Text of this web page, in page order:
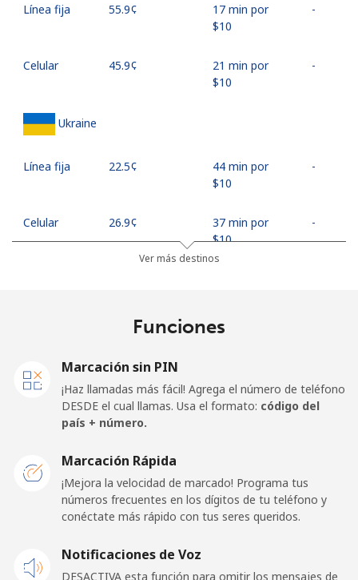
Línea fija ⁦55.9¢⁩
17 min por
⁦$10⁩
-
Celular ⁦45.9¢⁩
21 min por
⁦$10⁩
-
Ukraine
Línea fija ⁦22.5¢⁩
44 min por
⁦$10⁩
-
Celular ⁦26.9¢⁩
37 min por
⁦$10⁩
-
⁦23.5¢⁩
42 min por
Celular
⁦$10⁩
Línea fija ⁦1.5¢⁩
665 min por
⁦$10⁩
Ver más destinos
Funciones
Marcación sin PIN
¡Haz llamadas más fácil! Agrega el número de teléfono
DESDE el cual llamas. Usa el formato: código del
país + número.
Marcación Rápida
¡Mejora la velocidad de marcado! Programa tus
números frecuentes en los dígitos de tu teléfono y
conéctate más rápido con tus seres queridos.
Notificaciones de Voz
DESACTIVA esta función para omitir los mensajes de